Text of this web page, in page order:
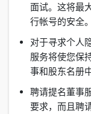
面试。这将最
行帐号的安全。
对于寻求个人
服务将使您保
事和股东名册
聘请提名董事
要求，而且聘